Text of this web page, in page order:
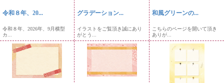
令和８年、20...
令和８年、2026年、9月横型
カ...
グラデーション...
イラストをご覧頂き誠にあり
がとう...
和風グリーンの...
こちらのページを開いて頂き
ありが...